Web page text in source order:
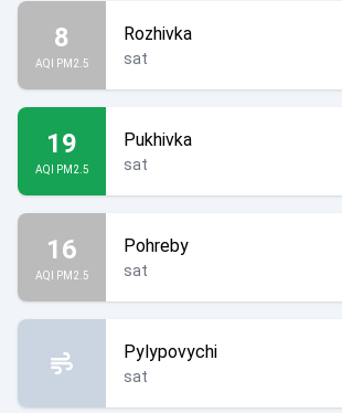
8
AQI PM2.5
Rozhivka
sat
19
AQI PM2.5
Pukhivka
sat
16
AQI PM2.5
Pohreby
sat
Pylypovychi
sat